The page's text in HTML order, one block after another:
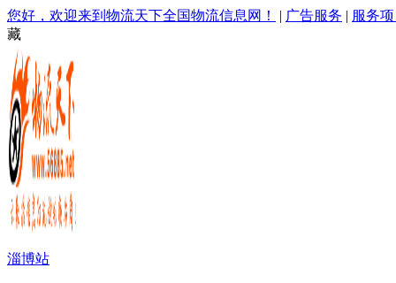
您好，欢迎来到物流天下全国物流信息网！ | 广告服务 | 服务
藏
淄博站